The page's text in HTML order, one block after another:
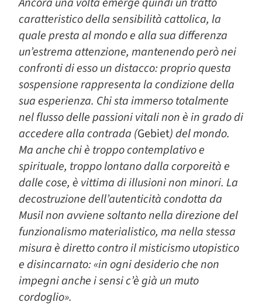
caratteristico della sensibilità cattolica, la
quale presta al mondo e alla sua differenza
un’estrema attenzione, mantenendo però nei
confronti di esso un distacco: proprio questa
sospensione rappresenta la condizione della
sua esperienza. Chi sta immerso totalmente
nel flusso delle passioni vitali non è in grado di
accedere alla contrada (Gebiet) del mondo.
Ma anche chiè troppo contemplativo e
spirituale, troppo lontano dalla corporeità e
dalle cose, è vittima di illusioni non minori. La
decostruzione dell’autenticità condotta da
Musil non avviene soltanto nella direzione del
funzionalismo materialistico, ma nella stessa
misura è diretto contro il misticismo utopistico
e disincarnato: «in ogni desiderio che non
impegni anche i sensi c’è già un muto
cordoglio».